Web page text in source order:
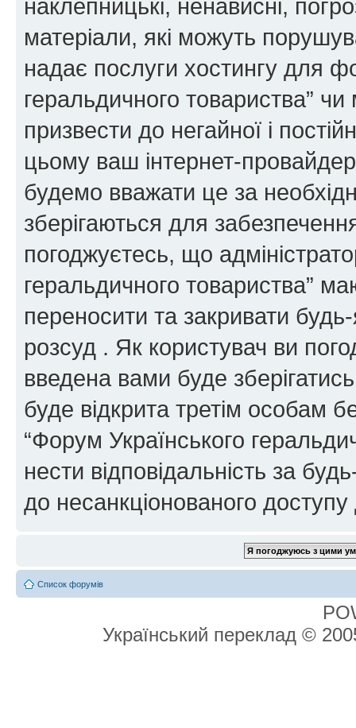
наклепницькі, ненависні,
матеріали, які можуть
надає послуги хостингу для
геральдичного товариства”
призвести до негайної і
цьому ваш інтернет-
будемо вважати це за
зберігаються для
погоджуєтесь, що
геральдичного товариства”
переносити та закривати
розсуд . Як користувач ви
введена вами буде
буде відкрита третім особам
“Форум Українського
нести відповідальність за
до несанкціонованого доступу
Список форумів
Український переклад ©